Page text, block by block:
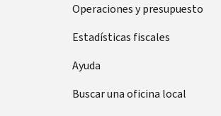
Operaciones y presupuesto
Estadísticas fiscales
Ayuda
Buscar una oficina local